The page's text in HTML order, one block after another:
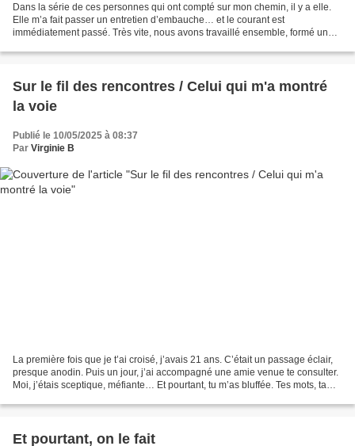
Dans la série de ces personnes qui ont compté sur mon chemin, il y a elle.
Elle m’a fait passer un entretien d’embauche… et le courant est
immédiatement passé. Très vite, nous avons travaillé ensemble, formé une
Sur le fil des rencontres / Celui qui m'a montré
la voie
Publié le 10/05/2025 à 08:37
Par Virginie B
La première fois que je t’ai croisé, j’avais 21 ans. C’était un passage éclair,
presque anodin. Puis un jour, j’ai accompagné une amie venue te consulter.
Moi, j’étais sceptique, méfiante… Et pourtant, tu m’as bluffée. Tes mots, ta
Et pourtant, on le fait